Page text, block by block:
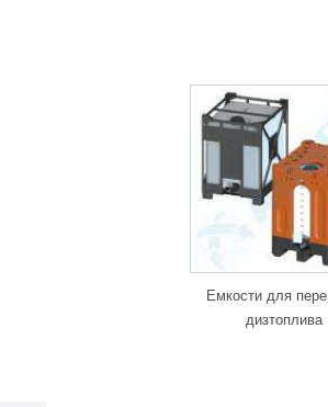
и пластиковой обрешетке
емкости для хранения дизтоплива из
ремонту. Это значительно
сварочного пруткаи
вызова специалиста и больших затрат на
емкость в компании ООО «АНИОН»,
на нашем сайте Вы найдете все
Вашего удобства нами были разработаны
Емкости для
дизтоплива